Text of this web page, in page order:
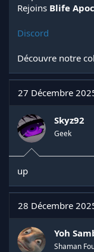
Rejoins Blife
Discord
Découvre notre
27 Décembre
Skyz92
Geek
up
28 Décembre
Yoh
Shaman